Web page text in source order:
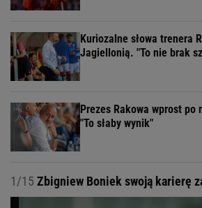
Kuriozalne słowa trenera
Jagiellonią. "To nie brak
Prezes Rakowa wprost po
"To słaby wynik"
1/15 Zbigniew Boniek swoją karierę